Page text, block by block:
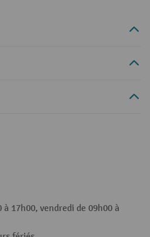
17h00, vendredi de 09h00 à